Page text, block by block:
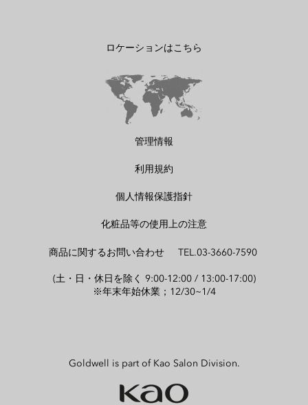
ロケーションはこちら
管理情報
利用規約
個人情報保護指針
化粧品等の使用上の注意
商品に関するお問い合わせ TEL.03-3660-7590
(土・日・休日を除く 9:00-12:00 / 13:00-17:00)
※年末年始休業；12/30~1/4
Goldwell is part of Kao Salon Division.